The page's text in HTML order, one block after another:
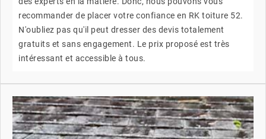
recommander de placer votre confiance en RK toiture 52.
N'oubliez pas qu'il peut dresser des devis totalement
gratuits et sans engagement. Le prix proposé est très
intéressant et accessible à tous.